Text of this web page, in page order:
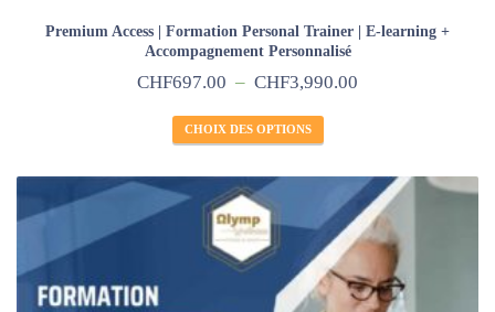
Premium Access | Formation Personal Trainer | E-learning +
Accompagnement Personnalisé
CHF697.00 – CHF3,990.00
CHOIX DES OPTIONS